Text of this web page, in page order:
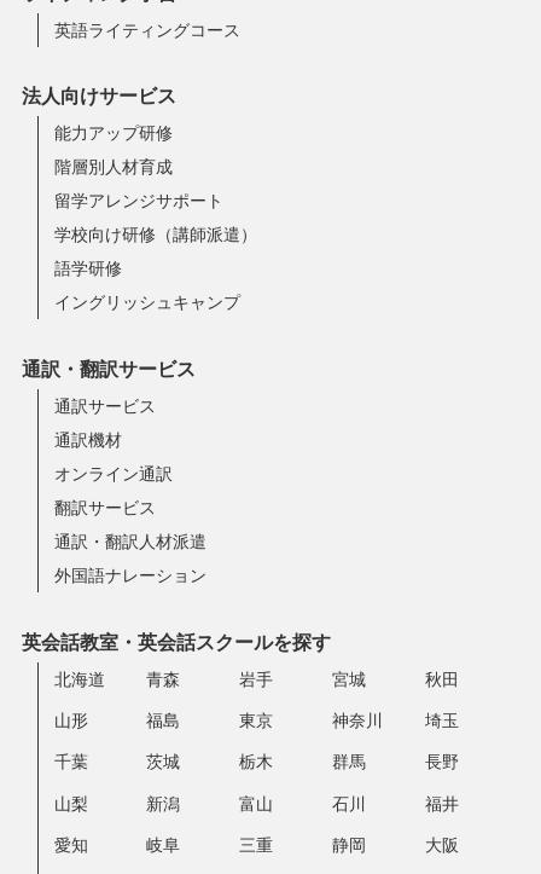
英語ライティングコース
法人向けサービス
能力アップ研修
階層別人材育成
留学アレンジサポート
学校向け研修（講師派遣）
語学研修
イングリッシュキャンプ
通訳・翻訳サービス
通訳サービス
通訳機材
オンライン通訳
翻訳サービス
通訳・翻訳人材派遣
外国語ナレーション
英会話教室・英会話スクールを探す
北海道 青森 岩手 宮城 秋田
山形 福島 東京 神奈川 埼玉
千葉 茨城 栃木 群馬 長野
山梨 新潟 富山 石川 福井
愛知 岐阜 三重 静岡 大阪